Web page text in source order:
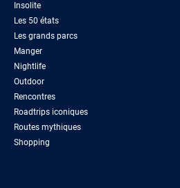
Insolite
Les 50 états
Les grands parcs
Manger
Nightlife
Outdoor
Rencontres
Roadtrips iconiques
Routes mythiques
Shopping